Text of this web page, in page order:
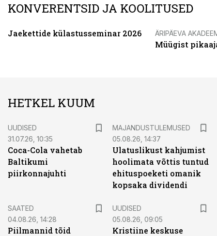
KONVERENTSID JA KOOLITUSED
Jaekettide külastusseminar 2026 ÄRIPÄEVA
Müügist
HETKEL KUUM
UUDISED
31.07.26, 10:35
Coca-Cola vahetab
Baltikumi
piirkonnajuhti
MAJANDUSTULEMUSED
05.08.26, 14:37
Ulatuslikust kahjumist
hoolimata võttis tuntud
ehituspoeketi omanik
kopsaka dividendi
SAATED
04.08.26, 14:28
Piilmannid tõid
UUDISED
05.08.26, 09:05
Kristiine keskuse